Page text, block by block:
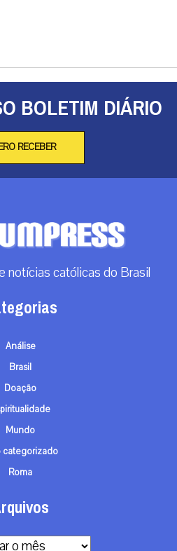
BOLETIM DIÁRIO
RECEBER
notícias católicas do Brasil
Análise
Brasil
Doação
Mundo
categorizado
Roma